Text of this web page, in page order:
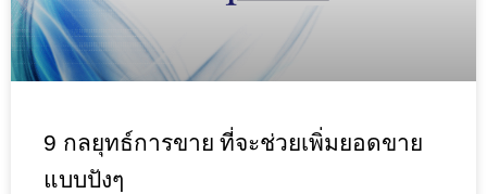
9 กลยุทธ์การขาย ที่จะช่วยเพิ่มยอดขาย
แบบปังๆ